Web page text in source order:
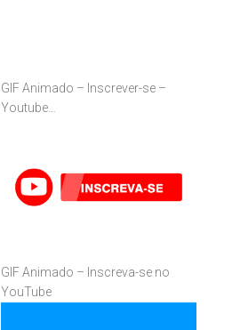
GIF Animado – Inscrever-se –
Youtube…
GIF Animado – Inscreva-se no
YouTube